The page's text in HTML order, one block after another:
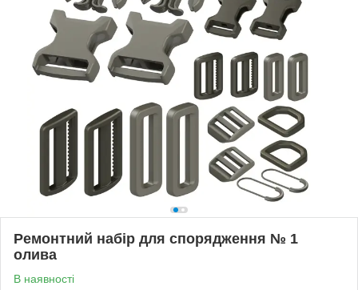
Ремонтний набір для спорядження № 1
олива
В наявності